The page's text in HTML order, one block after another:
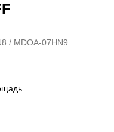
/ MDOA-07HN9